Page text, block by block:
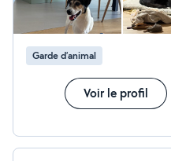
Garde d’animal
Voir le profil